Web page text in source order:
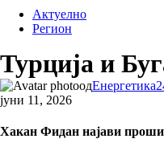
Актуелно
Регион
Турција и
од
јуни 11, 2026
Хакан Фидан најави